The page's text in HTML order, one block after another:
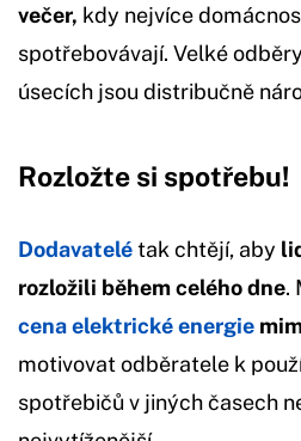
večer, kdy nejvíce
spotřebovávají. Velké
úsecích jsou distribučně
Rozložte si spotřebu!
Dodavatelétak chtějí, aby
rozložili během celého dne.
cena elektrické energie
motivovat odběratele k
spotřebičů v jiných časech